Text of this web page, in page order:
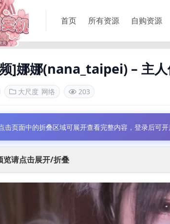
首页 所有资源 自购资源
]娜娜(nana_taipei) – 主
大尺度 网络 203
击页面中的折叠区域可展开查看完整内容，登录后可开
览请点击展开/折叠
本内容
购买